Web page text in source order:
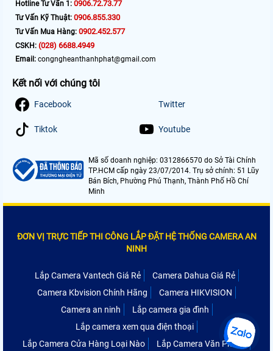
Hotline Tư Vấn 1: 0906.72.73.77
Tư Vấn Kỹ Thuật: 0906.855.330
Tư Vấn Mua Hàng: 0902.452.577
CSKH: (028) 6688.4949
Email: congngheanthanhphat@gmail.com
Kết nối với chúng tôi
Facebook Twitter
Tiktok Youtube
Mã số doanh nghiệp: 0312866570 do Sở Tài Chính
TP.HCM cấp ngày 23/07/2014. Trụ sở chính: 51 Lũy
Bán Bích, Phường Phú Thạnh, Thành Phố Hồ Chí
Minh
ĐƠN VỊ TRỰC TIẾP THI CÔNG LẮP ĐẶT HỆ THỐNG CAMERA AN
NINH
Lắp Camera Vantech Giá Rẻ
Camera Dahua Giá Rẻ
Camera Kbvision Chính Hãng
Camera HIKVISION
Camera an ninh
Lắp camera gia đình
Lắp camera xem qua điện thoại
Lắp Camera Cửa Hàng Loại Nào
Lắp Camera Văn Phòng